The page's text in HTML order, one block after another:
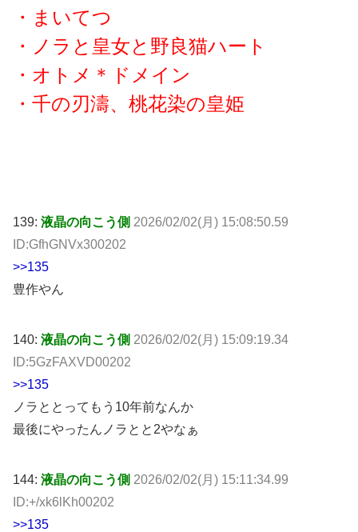
・まいてつ
・ノラと皇女と野良猫ハート
・オトメ＊ドメイン
・千の刃濤、桃花染の皇姫
139: 液晶の向こう側 2026/02/02(月) 15:08:50.59
ID:GfhGNVx300202
>>135
豊作やん
140: 液晶の向こう側 2026/02/02(月) 15:09:19.34
ID:5GzFAXVD00202
>>135
ノラととってもう10年前なんか
最後にやったんノラとと2やなぁ
144: 液晶の向こう側 2026/02/02(月) 15:11:34.99
ID:+/xk6lKh00202
>>135